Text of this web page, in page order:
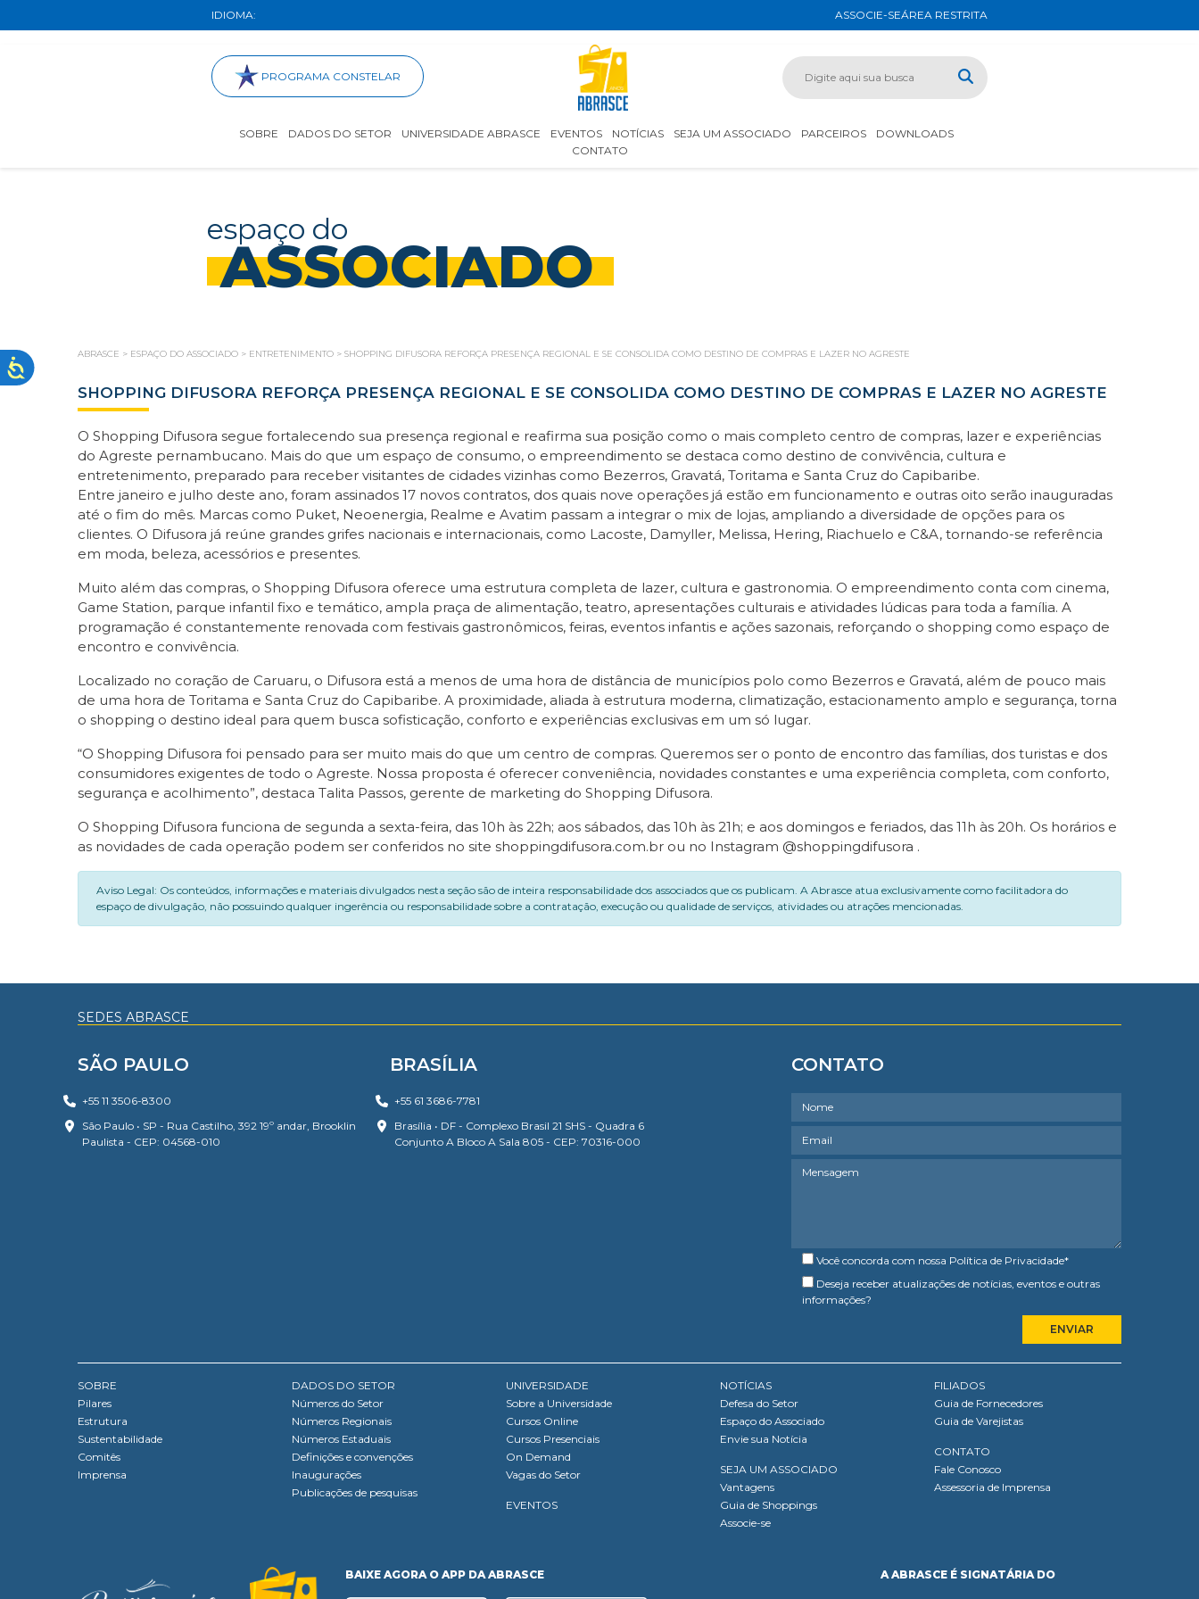
IDIOMA: ASSOCIE-SEÁREA RESTRITA
PROGRAMA CONSTELAR
SOBRE DADOS DO SETOR UNIVERSIDADE ABRASCE EVENTOS NOTÍCIAS SEJA UM ASSOCIADO PARCEIROS
DOWNLOADS
CONTATO
espaço do
ASSOCIADO
ABRASCE > ESPAÇO DO ASSOCIADO > ENTRETENIMENTO > SHOPPING DIFUSORA REFORÇA PRESENÇA REGIONAL E SE CONSOLIDA COMO DESTINO DE COMPRAS E LAZER NO AGRESTE
SHOPPING DIFUSORA REFORÇA PRESENÇA REGIONAL E SE CONSOLIDA COMO DESTINO DE COMPRAS E LAZER NO AGRESTE
O Shopping Difusora segue fortalecendo sua presença regional e reafirma sua posição como o mais completo centro de compras, lazer e experiências
do Agreste pernambucano. Mais do que um espaço de consumo, o empreendimento se destaca como destino de convivência, cultura e
entretenimento, preparado para receber visitantes de cidades vizinhas como Bezerros, Gravatá, Toritama e Santa Cruz do Capibaribe.
Entre janeiro e julho deste ano, foram assinados 17 novos contratos, dos quais nove operações já estão em funcionamento e outras oito serão inauguradas
até o fim do mês. Marcas como Puket, Neoenergia, Realme e Avatim passam a integrar o mix de lojas, ampliando a diversidade de opções para os
clientes. O Difusora já reúne grandes grifes nacionais e internacionais, como Lacoste, Damyller, Melissa, Hering, Riachuelo e C&A, tornando-se referência
em moda, beleza, acessórios e presentes.
Muito além das compras, o Shopping Difusora oferece uma estrutura completa de lazer, cultura e gastronomia. O empreendimento conta com cinema,
Game Station, parque infantil fixo e temático, ampla praça de alimentação, teatro, apresentações culturais e atividades lúdicas para toda a família. A
programação é constantemente renovada com festivais gastronômicos, feiras, eventos infantis e ações sazonais, reforçando o shopping como espaço de
encontro e convivência.
Localizado no coração de Caruaru, o Difusora está a menos de uma hora de distância de municípios polo como Bezerros e Gravatá, além de pouco mais
de uma hora de Toritama e Santa Cruz do Capibaribe. A proximidade, aliada à estrutura moderna, climatização, estacionamento amplo e segurança, torna
o shopping o destino ideal para quem busca sofisticação, conforto e experiências exclusivas em um só lugar.
“O Shopping Difusora foi pensado para ser muito mais do que um centro de compras. Queremos ser o ponto de encontro das famílias, dos turistas e dos
consumidores exigentes de todo o Agreste. Nossa proposta é oferecer conveniência, novidades constantes e uma experiência completa, com conforto,
segurança e acolhimento”, destaca Talita Passos, gerente de marketing do Shopping Difusora.
O Shopping Difusora funciona de segunda a sexta-feira, das 10h às 22h; aos sábados, das 10h às 21h; e aos domingos e feriados, das 11h às 20h. Os horários e
as novidades de cada operação podem ser conferidos no site shoppingdifusora.com.br ou no Instagram @shoppingdifusora .
Aviso Legal: Os conteúdos, informações e materiais divulgados nesta seção são de inteira responsabilidade dos associados que os publicam. A Abrasce atua exclusivamente como facilitadora do
espaço de divulgação, não possuindo qualquer ingerência ou responsabilidade sobre a contratação, execução ou qualidade de serviços, atividades ou atrações mencionadas.
SEDES ABRASCE
SÃO PAULO
+55 11 3506-8300
São Paulo • SP - Rua Castilho, 392 19º andar, Brooklin
Paulista - CEP: 04568-010
BRASÍLIA
+55 61 3686-7781
Brasília • DF - Complexo Brasil 21 SHS - Quadra 6
Conjunto A Bloco A Sala 805 - CEP: 70316-000
CONTATO
Você concorda com nossa Política de Privacidade*
Deseja receber atualizações de notícias, eventos e outras
informações?
SOBRE
Pilares
Estrutura
Sustentabilidade
Comitês
Imprensa
DADOS DO SETOR
Números do Setor
Números Regionais
Números Estaduais
Definições e convenções
Inaugurações
Publicações de pesquisas
UNIVERSIDADE
Sobre a Universidade
Cursos Online
Cursos Presenciais
On Demand
Vagas do Setor
EVENTOS
NOTÍCIAS
Defesa do Setor
Espaço do Associado
Envie sua Notícia
SEJA UM ASSOCIADO
Vantagens
Guia de Shoppings
Associe-se
FILIADOS
Guia de Fornecedores
Guia de Varejistas
CONTATO
Fale Conosco
Assessoria de Imprensa
BAIXE AGORA O APP DA ABRASCE A ABRASCE É SIGNATÁRIA DO